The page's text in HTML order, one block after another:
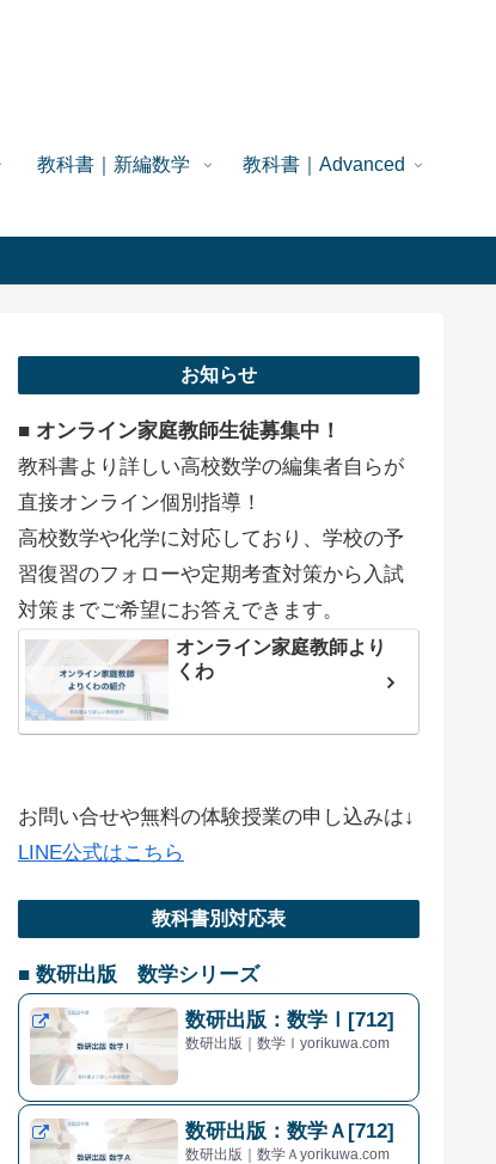
教科書｜新編数学 教科書｜Advanced
お知らせ
■ オンライン家庭教師生徒募集中！
教科書より詳しい高校数学の編集者自らが
直接オンライン個別指導！
高校数学や化学に対応しており、学校の予
習復習のフォローや定期考査対策から入試
対策までご希望にお答えできます。
オンライン家庭教師より
くわ
お問い合せや無料の体験授業の申し込みは↓
LINE公式はこちら
教科書別対応表
■ 数研出版 数学シリーズ
数研出版：数学Ⅰ[712]
数研出版｜数学Ⅰyorikuwa.com
数研出版：数学Ａ[712]
数研出版｜数学Ａyorikuwa.com